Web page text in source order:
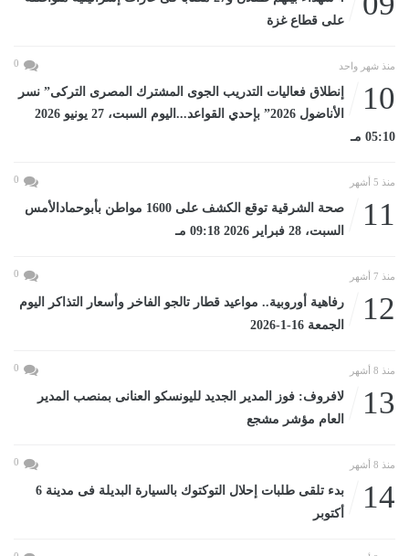
على قطاع غزة
منذ شهر واحد 0
10
إنطلاق فعاليات التدريب الجوى المشترك المصرى التركى” نسر
الأناضول 2026” بإحدي القواعد...اليوم السبت، 27 يونيو 2026
05:10 مـ
منذ 5 أشهر 0
11
صحة الشرقية توقع الكشف على 1600 مواطن بأبوحمادالأمس
السبت، 28 فبراير 2026 09:18 مـ
منذ 7 أشهر 0
12
رفاهية أوروبية.. مواعيد قطار تالجو الفاخر وأسعار التذاكر اليوم
الجمعة 16-1-2026
منذ 8 أشهر 0
13
لافروف: فوز المدير الجديد لليونسكو العنانى بمنصب المدير
العام مؤشر مشجع
منذ 8 أشهر 0
14
بدء تلقى طلبات إحلال التوكتوك بالسيارة البديلة فى مدينة 6
أكتوبر